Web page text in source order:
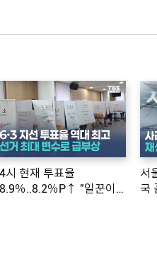
시 현재 투표율
％..8.2％P↑ "일꾼이
서
국